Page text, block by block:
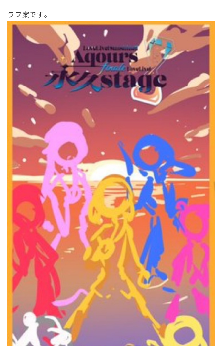
ラフ案です。